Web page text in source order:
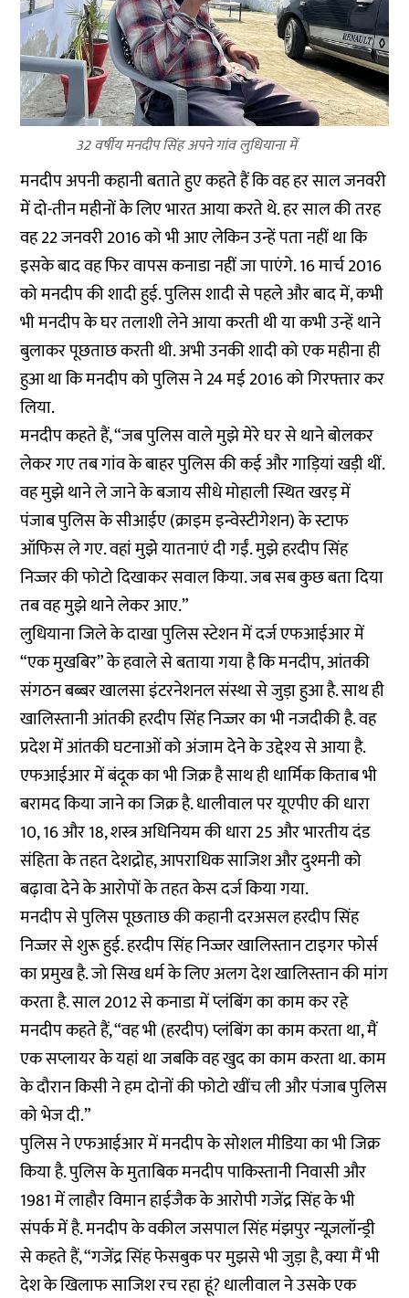
32 वर्षीय मनदीप सिंह अपने गांव लुधियाना में
मनदीप अपनी कहानी बताते हुए कहते हैं कि वह हर साल जनवरी
में दो-तीन महीनों के लिए भारत आया करते थे. हर साल की तरह
वह 22 जनवरी 2016 को भी आए लेकिन उन्हें पता नहीं था कि
इसके बाद वह फिर वापस कनाडा नहीं जा पाएंगे. 16 मार्च 2016
को मनदीप की शादी हुई. पुलिस शादी से पहले और बाद में, कभी
भी मनदीप के घर तलाशी लेने आया करती थी या कभी उन्हें थाने
बुलाकर पूछताछ करती थी. अभी उनकी शादी को एक महीना ही
हुआ था कि मनदीप को पुलिस ने 24 मई 2016 को गिरफ्तार कर
लिया.
मनदीप कहते हैं, “जब पुलिस वाले मुझे मेरे घर से थाने बोलकर
लेकर गए तब गांव के बाहर पुलिस की कई और गाड़ियां खड़ी थीं.
वह मुझे थाने ले जाने के बजाय सीधे मोहाली स्थित खरड़ में
पंजाब पुलिस के सीआईए (क्राइम इन्वेस्टीगेशन) के स्टाफ
ऑफिस ले गए. वहां मुझे यातनाएं दी गईं. मुझे हरदीप सिंह
निज्जर की फोटो दिखाकर सवाल किया. जब सब कुछ बता दिया
तब वह मुझे थाने लेकर आए.”
लुधियाना जिले के दाखा पुलिस स्टेशन में दर्ज एफआईआर में
“एक मुखबिर” के हवाले से बताया गया है कि मनदीप, आंतकी
संगठन बब्बर खालसा इंटरनेशनल संस्था से जुड़ा हुआ है. साथ ही
खालिस्तानी आंतकी हरदीप सिंह निज्जर का भी नजदीकी है. वह
प्रदेश में आंतकी घटनाओं को अंजाम देने के उद्देश्य से आया है.
एफआईआर में बंदूक का भी जिक्र है साथ ही धार्मिक किताब भी
बरामद किया जाने का जिक्र है. धालीवाल पर यूएपीए की धारा
10, 16 और 18, शस्त्र अधिनियम की धारा 25 और भारतीय दंड
संहिता के तहत देशद्रोह, आपराधिक साजिश और दुश्मनी को
बढ़ावा देने के आरोपों के तहत केस दर्ज किया गया.
मनदीप से पुलिस पूछताछ की कहानी दरअसल हरदीप सिंह
निज्जर से शुरू हुई. हरदीप सिंह निज्जर खालिस्तान टाइगर फोर्स
का प्रमुख है. जो सिख धर्म के लिए अलग देश खालिस्तान की मांग
करता है. साल 2012 से कनाडा में प्लंबिंग का काम कर रहे
मनदीप कहते हैं, “वह भी (हरदीप) प्लंबिंग का काम करता था, मैं
एक सप्लायर के यहां था जबकि वह खुद का काम करता था. काम
के दौरान किसी ने हम दोनों की फोटो खींच ली और पंजाब पुलिस
को भेज दी.”
पुलिस ने एफआईआर में मनदीप के सोशल मीडिया का भी जिक्र
किया है. पुलिस के मुताबिक मनदीप पाकिस्तानी निवासी और
1981 में लाहौर विमान हाईजैक के आरोपी गजेंद्र सिंह के भी
संपर्क में है. मनदीप के वकील जसपाल सिंह मंझपुर न्यूज़लॉन्ड्री
से कहते हैं, “गजेंद्र सिंह फेसबुक पर मुझसे भी जुड़ा है, क्या मैं भी
देश के खिलाफ साजिश रच रहा हूं? धालीवाल ने उसके एक